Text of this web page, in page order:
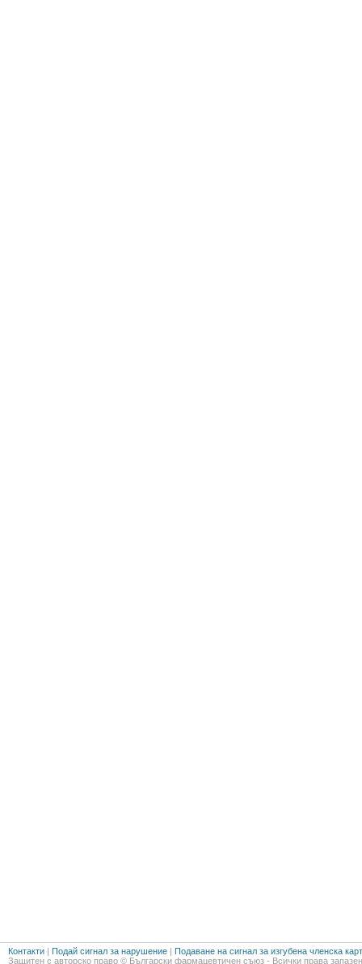
Контакти | Подай сигнал за нарушение | Подаване на сигнал за изгубена членска
Защитен с авторско право © Български фармацевтичен съюз - Всички права